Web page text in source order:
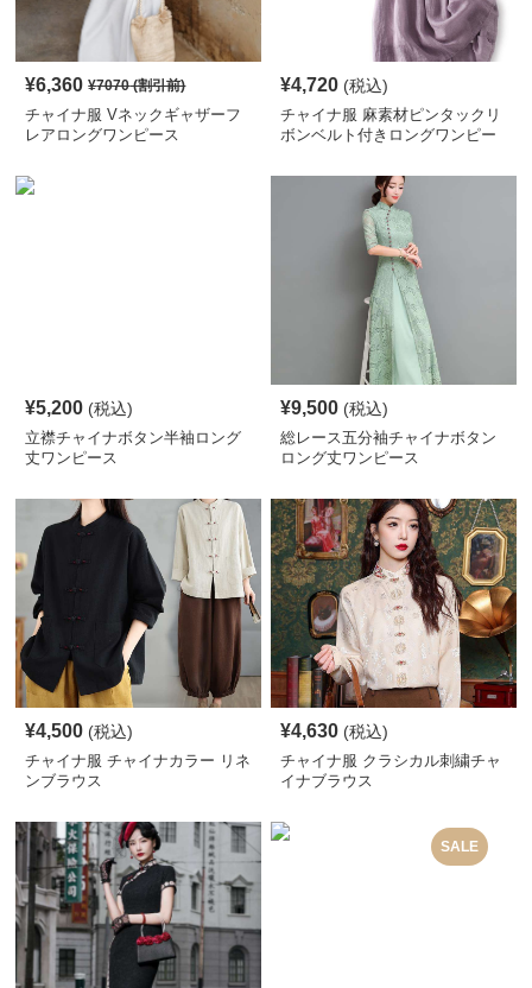
¥6,360 ¥7070(割引前)
チャイナ服 Vネックギャザーフ
レアロングワンピース
¥4,720 (税込)
チャイナ服 麻素材ピンタックリ
ボンベルト付きロングワンピー
¥5,200 (税込)
立襟チャイナボタン半袖ロング
丈ワンピース
¥9,500 (税込)
総レース五分袖チャイナボタン
ロング丈ワンピース
¥4,500 (税込)
チャイナ服 チャイナカラー リネ
ンブラウス
¥4,630 (税込)
チャイナ服 クラシカル刺繍チャ
イナブラウス
SALE